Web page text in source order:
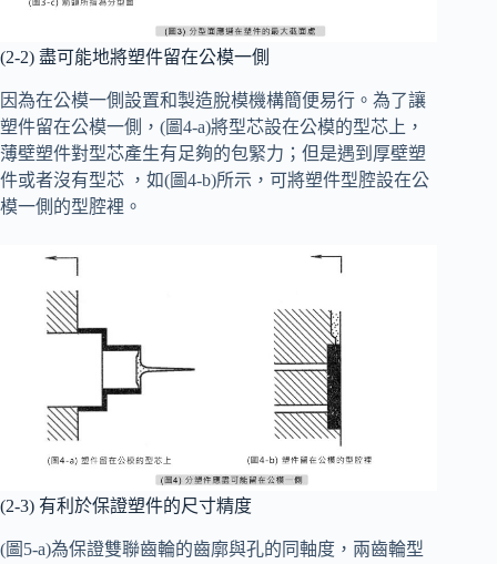
(2-2) 盡可能地將塑件留在公模一側
因為在公模一側設置和製造脫模機構簡便易行。為了讓
塑件留在公模一側，(圖4-a)將型芯設在公模的型芯上，
薄壁塑件對型芯產生有足夠的包緊力；但是遇到厚壁塑
件或者沒有型芯 ，如(圖4-b)所示，可將塑件型腔設在公
模一側的型腔裡。
(2-3) 有利於保證塑件的尺寸精度
(圖5-a)為保證雙聯齒輪的齒廓與孔的同軸度，兩齒輪型